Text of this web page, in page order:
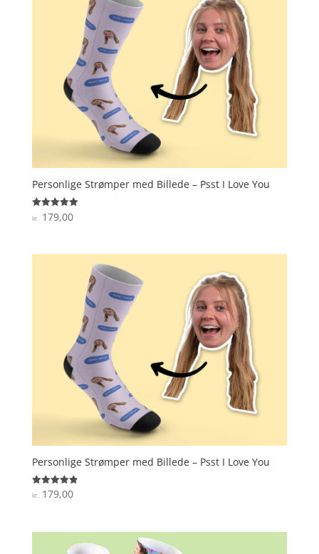
Personlige Strømper med Billede – Psst I Love You
Vurderet
5
kr. 179,00
Personlige Strømper med Billede – Psst I Love You
Vurderet
4.9
kr.179,00